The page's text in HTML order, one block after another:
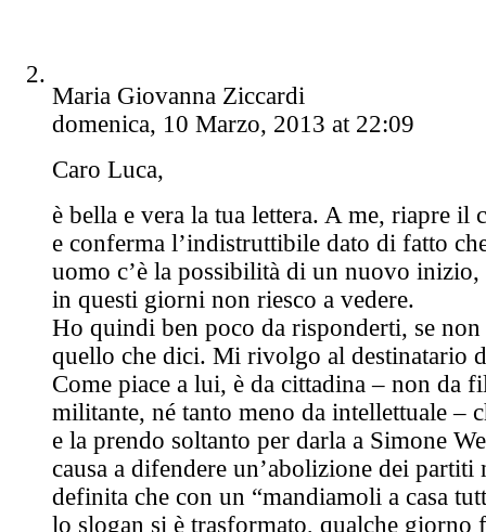
Maria Giovanna Ziccardi
domenica, 10 Marzo, 2013 at 22:09
Caro Luca,
è bella e vera la tua lettera. A me, riapre il
e conferma l’indistruttibile dato di fatto
uomo c’è la possibilità di un nuovo
in questi giorni non riesco a vedere.
Ho quindi ben poco da risponderti, se
quello che dici. Mi rivolgo al destinatario
Come piace a lui, è da cittadina – non da
militante, né tanto meno da intellettuale –
e la prendo soltanto per darla a Simone
causa a difendere un’abolizione dei partiti
definita che con un “mandiamoli a casa
lo slogan si è trasformato, qualche giorno